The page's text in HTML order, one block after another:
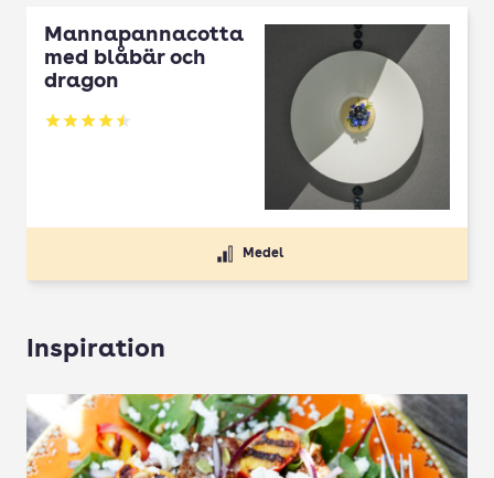
Mannapannacotta
med blåbär och
dragon
Betyg: 4.5 av 5
Medel
Inspiration